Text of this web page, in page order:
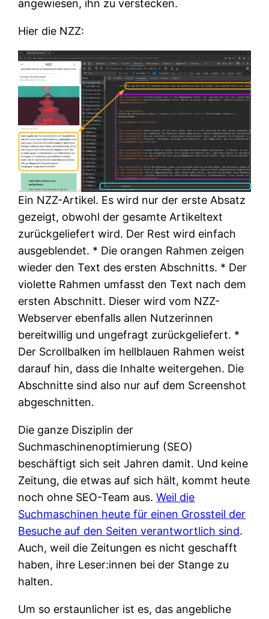
angewiesen, ihn zu verstecken.
Hier die NZZ:
Ein NZZ-Artikel. Es wird nur der erste Absatz
gezeigt, obwohl der gesamte Artikeltext
zurückgeliefert wird. Der Rest wird einfach
ausgeblendet. * Die orangen Rahmen zeigen
wieder den Text des ersten Abschnitts. * Der
violette Rahmen umfasst den Text nach dem
ersten Abschnitt. Dieser wird vom NZZ-
Webserver ebenfalls allen Nutzerinnen
bereitwillig und ungefragt zurückgeliefert. *
Der Scrollbalken im hellblauen Rahmen weist
darauf hin, dass die Inhalte weitergehen. Die
Abschnitte sind also nur auf dem Screenshot
abgeschnitten.
Die ganze Disziplin der
Suchmaschinenoptimierung (SEO)
beschäftigt sich seit Jahren damit. Und keine
Zeitung, die etwas auf sich hält, kommt heute
noch ohne SEO-Team aus.Weil die
Suchmaschinen heute für einen Grossteil der
Besuche auf den Seiten verantwortlich sind.
Auch, weil die Zeitungen es nicht geschafft
haben, ihre Leser:innen bei der Stange zu
halten.
Um so erstaunlicher ist es, das angebliche